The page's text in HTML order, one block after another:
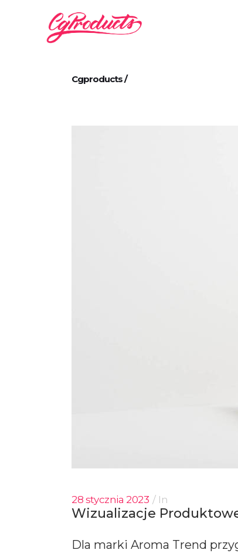
Cgproducts/
28 stycznia 2023 In
Wizualizacje
Dla marki Aroma Trend